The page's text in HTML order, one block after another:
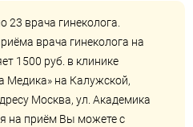
врача гинеколога.
врача гинеколога на
1500 руб. в клинике
Медика» на Калужской,
Москва, ул. Академика
на приём Вы можете с